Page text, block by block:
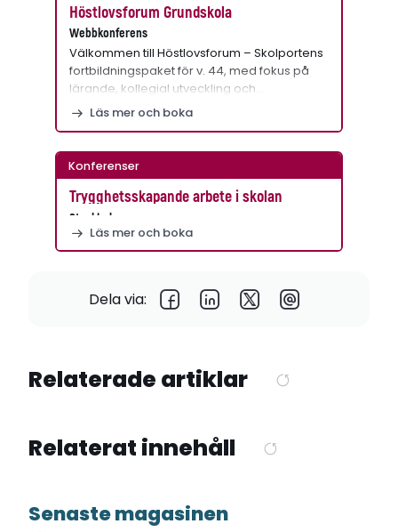
Höstlovsforum Grundskola
Webbkonferens
Välkommen till Höstlovsforum – Skolportens
fortbildningspaket för v. 44, med fokus på
lärande, kollegial utveckling och…
Läs mer och boka
Konferenser
Trygghetsskapande arbete i skolan
Stockholm
Läs mer och boka
Dela via:
Relaterade artiklar
Relaterat innehåll
Senaste magasinen